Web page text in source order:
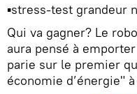
▪stress-test grandeur
Qui va gagner? Le
aura pensé à
parie sur le premier
économie d’énergie"